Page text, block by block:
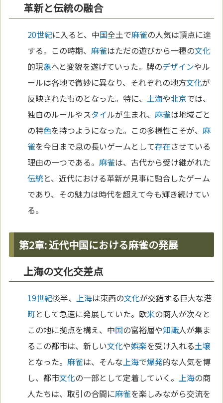
革新と伝統の融合
20世紀に入ると、中国全土で麻雀の人気は頂点に達
する。この時期、麻雀はただの遊びから一種の文化
的現象へと変貌を遂げていった。牌のデザインやル
ールは各地で微妙に異なり、それぞれの地方文化が
反映されたものとなった。特に、上海や北京では、
独自のルールやスタイルが生まれ、麻雀は地域ごと
の特色を持つようになった。この多様性こそが、麻
雀を今日まで息の長いゲームとして存在させている
理由の一つである。麻雀は、古代から受け継がれた
伝統と、近代における革新が見事に融合したゲーム
であり、その魅力は時代を超えて今も輝き続けてい
る。
第2章: 近代中国における麻雀の発展
上海の文化交差点
19世紀後半、上海は東西の文化が交錯する巨大な港
町として急速に発展していた。欧米の商人が次々と
この地に拠点を構え、中国の富裕層や知識人が集ま
るこの都市は、新しい文化や娯楽を受け入れる土壌
となった。麻雀は、そんな上海で爆発的な人気を博
し、都市文化の一部として定着していく。上海の商
人たちは、取引の合間に麻雀を楽しみながら交流を